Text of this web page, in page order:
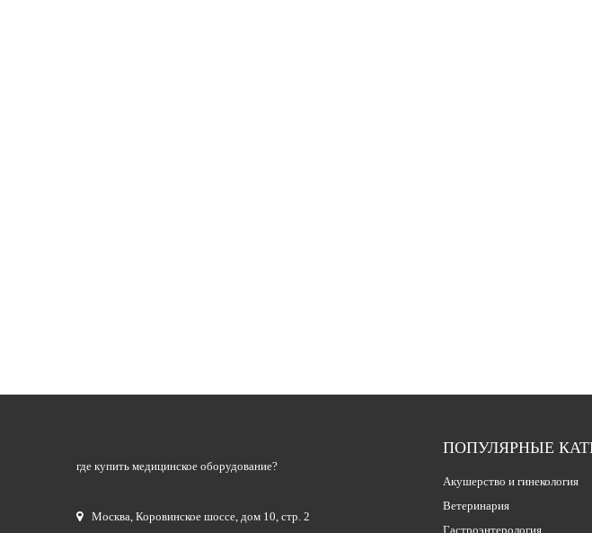
где купить медицинское оборудование?
Москва Коровинское шоссе, дом 10, стр. 2
ПОПУЛЯРНЫЕ
Акушерство и гинекология
Ветеринария
Гастроэнтерология